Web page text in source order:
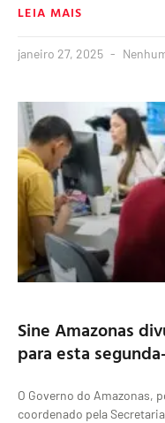
LEIA MAIS
janeiro 27, 2025
Sine Amazonas
para esta
O Governo do Amazonas,
coordenado pela